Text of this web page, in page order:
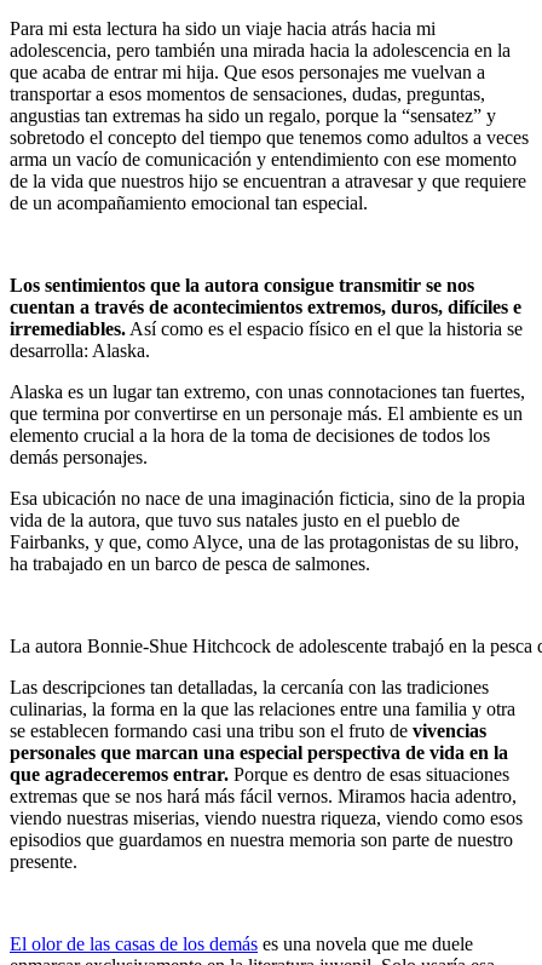
Para mi esta lectura ha sido un viaje hacia atrás hacia mi
adolescencia, pero también una mirada hacia la adolescencia en la
que acaba de entrar mi hija. Que esos personajes me vuelvan a
transportar a esos momentos de sensaciones, dudas, preguntas,
angustias tan extremas ha sido un regalo, porque la “sensatez” y
sobretodo el concepto del tiempo que tenemos como adultos a veces
arma un vacío de comunicación y entendimiento con ese momento
de la vida que nuestros hijo se encuentran a atravesar y que requiere
de un acompañamiento emocional tan especial.
Los sentimientos que la autora consigue transmitir se nos
cuentan a través de acontecimientos extremos, duros, difíciles e
irremediables. Así como es el espacio físico en el que la historia se
desarrolla: Alaska.
Alaska es un lugar tan extremo, con unas connotaciones tan fuertes,
que termina por convertirse en un personaje más. El ambiente es un
elemento crucial a la hora de la toma de decisiones de todos los
demás personajes.
Esa ubicación no nace de una imaginación ficticia, sino de la propia
vida de la autora, que tuvo sus natales justo en el pueblo de
Fairbanks, y que, como Alyce, una de las protagonistas de su libro,
ha trabajado en un barco de pesca de salmones.
La autora Bonnie-Shue Hitchcock de adolescente trabajó en la pesca
Las descripciones tan detalladas, la cercanía con las tradiciones
culinarias, la forma en la que las relaciones entre una familia y otra
se establecen formando casi una tribu son el fruto de vivencias
personales que marcan una especial perspectiva de vida en la
que agradeceremos entrar. Porque es dentro de esas situaciones
extremas que se nos hará más fácil vernos. Miramos hacia adentro,
viendo nuestras miserias, viendo nuestra riqueza, viendo como esos
episodios que guardamos en nuestra memoria son parte de nuestro
presente.
El olor de las casas de los demás es una novela que me duele